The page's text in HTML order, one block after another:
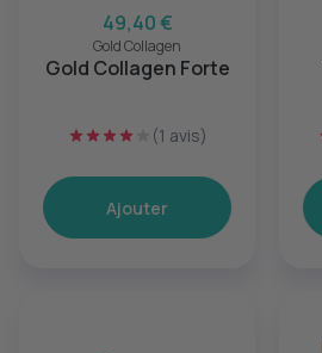
49,40 €
Gold Collagen
Gold Collagen Forte
(1 avis)
Ajouter